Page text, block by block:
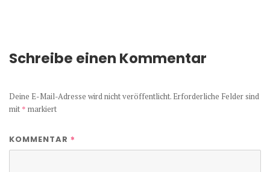
Schreibe einen Kommentar
Deine E-Mail-Adresse wird nicht veröffentlicht. Erforderliche Felder sind
mit * markiert
KOMMENTAR *